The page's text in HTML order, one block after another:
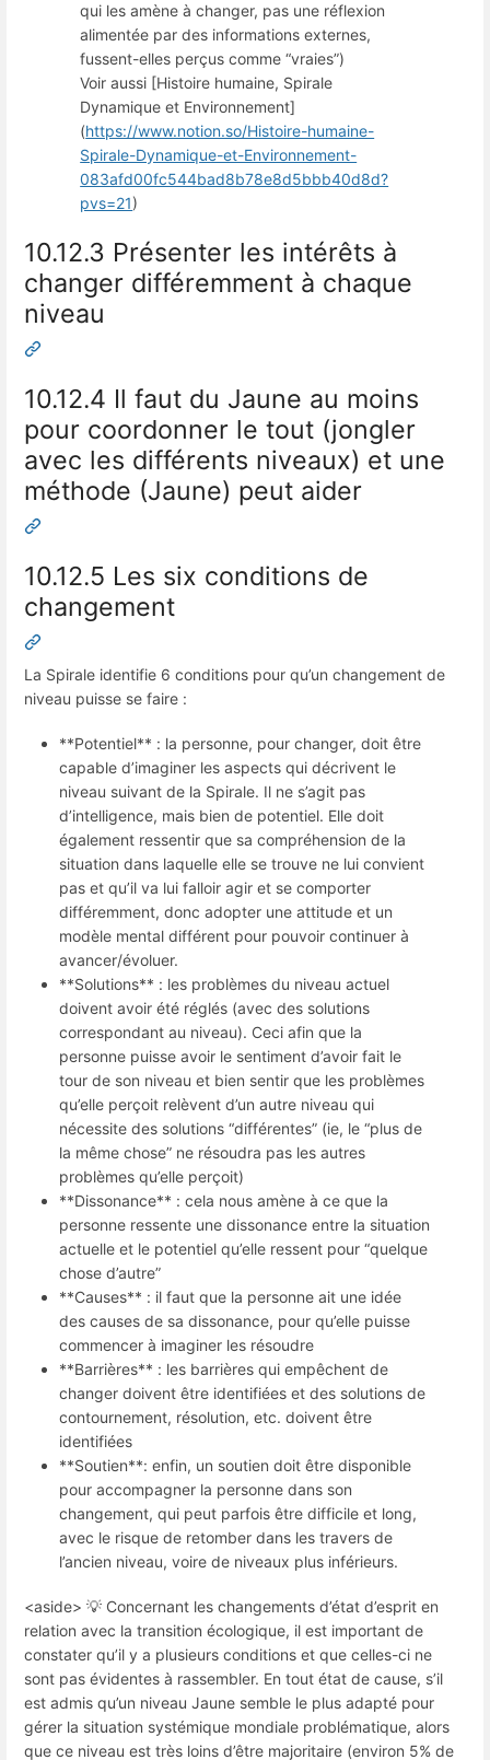
qui les amène à changer, pas une réflexion
alimentée par des informations externes,
fussent-elles perçus comme “vraies”)
Voir aussi [Histoire humaine, Spirale
Dynamique et Environnement]
(https://www.notion.so/Histoire-humaine-
Spirale-Dynamique-et-Environnement-
083afd00fc544bad8b78e8d5bbb40d8d?
pvs=21)
10.12.3 Présenter les intérêts à
changer différemment à chaque
niveau
10.12.4 Il faut du Jaune au moins
pour coordonner le tout (jongler
avec les différents niveaux) et une
méthode (Jaune) peut aider
10.12.5 Les six conditions de
changement
La Spirale identifie 6 conditions pour qu’un changement de
niveau puisse se faire :
**Potentiel** : la personne, pour changer, doit être
capable d’imaginer les aspects qui décrivent le
niveau suivant de la Spirale. Il ne s’agit pas
d’intelligence, mais bien de potentiel. Elle doit
également ressentir que sa compréhension de la
situation dans laquelle elle se trouve ne lui convient
pas et qu’il va lui falloir agir et se comporter
différemment, donc adopter une attitude et un
modèle mental différent pour pouvoir continuer à
avancer/évoluer.
**Solutions** : les problèmes du niveau actuel
doivent avoir été réglés (avec des solutions
correspondant au niveau). Ceci afin que la
personne puisse avoir le sentiment d’avoir fait le
tour de son niveau et bien sentir que les problèmes
qu’elle perçoit relèvent d’un autre niveau qui
nécessite des solutions “différentes” (ie, le “plus de
la même chose” ne résoudra pas les autres
problèmes qu’elle perçoit)
**Dissonance** : cela nous amène à ce que la
personne ressente une dissonance entre la situation
actuelle et le potentiel qu’elle ressent pour “quelque
chose d’autre”
**Causes** : il faut que la personne ait une idée
des causes de sa dissonance, pour qu’elle puisse
commencer à imaginer les résoudre
**Barrières** : les barrières qui empêchent de
changer doivent être identifiées et des solutions de
contournement, résolution, etc. doivent être
identifiées
**Soutien**: enfin, un soutien doit être disponible
pour accompagner la personne dans son
changement, qui peut parfois être difficile et long,
avec le risque de retomber dans les travers de
l’ancien niveau, voire de niveaux plus inférieurs.
<aside> 💡 Concernant les changements d’état d’esprit en
relation avec la transition écologique, il est important de
constater qu’il y a plusieurs conditions et que celles-ci ne
sont pas évidentes à rassembler. En tout état de cause, s’il
est admis qu’un niveau Jaune semble le plus adapté pour
gérer la situation systémique mondiale problématique, alors
que ce niveau est très loins d’être majoritaire (environ 5% de